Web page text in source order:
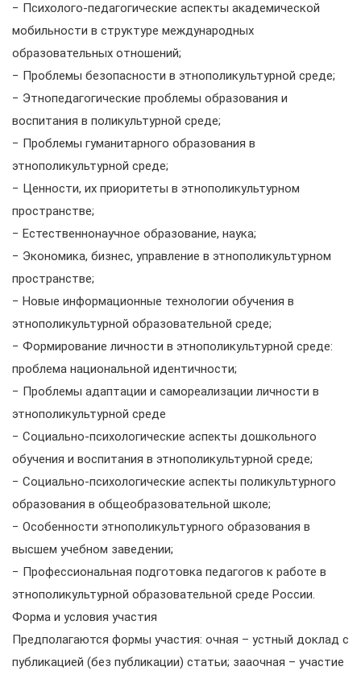
− Психолого-педагогические аспекты академической
мобильности в структуре международных
образовательных отношений;
− Проблемы безопасности в этнополикультурной среде;
− Этнопедагогические проблемы образования и
воспитания в поликультурной среде;
− Проблемы гуманитарного образования в
этнополикультурной среде;
− Ценности, их приоритеты в этнополикультурном
пространстве;
− Естественнонаучное образование, наука;
− Экономика, бизнес, управление в этнополикультурном
пространстве;
− Новые информационные технологии обучения в
этнополикультурной образовательной среде;
− Формирование личности в этнополикультурной среде:
проблема национальной идентичности;
− Проблемы адаптации и самореализации личности в
этнополикультурной среде
− Социально-психологические аспекты дошкольного
обучения и воспитания в этнополикультурной среде;
− Социально-психологические аспекты поликультурного
образования в общеобразовательной школе;
− Особенности этнополикультурного образования в
высшем учебном заведении;
− Профессиональная подготовка педагогов к работе в
этнополикультурной образовательной среде России.
Форма и условия участия
Предполагаются формы участия: очная – устный доклад с
публикацией (без публикации) статьи; зааочная – участие